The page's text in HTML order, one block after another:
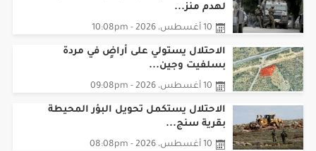
لهدم منز...
10 أغسطس، 2026 - 10:08pm
الاحتلال يستولي على أراضٍ في مردة
بسلفيت وجين...
10 أغسطس، 2026 - 09:08pm
الاحتلال يستكمل تحويل البؤر المحيطة
بقرية سنج...
10 أغسطس، 2026 - 08:08pm